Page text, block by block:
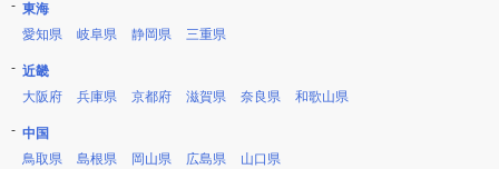
東海
愛知県
岐阜県 静岡県 三重県
近畿
大阪府
兵庫県 京都府 滋賀県 奈良県 和歌山県
中国
鳥取県
島根県 岡山県 広島県 山口県